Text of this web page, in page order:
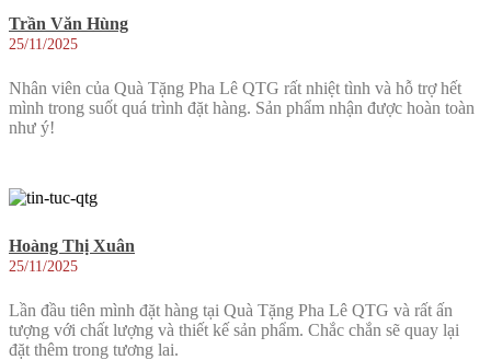
Trần Văn Hùng
25/11/2025
Nhân viên của Quà Tặng Pha Lê QTG rất nhiệt tình và hỗ trợ hết
mình trong suốt quá trình đặt hàng. Sản phẩm nhận được hoàn toàn
như ý!
Hoàng Thị Xuân
25/11/2025
Lần đầu tiên mình đặt hàng tại Quà Tặng Pha Lê QTG và rất ấn
tượng với chất lượng và thiết kế sản phẩm. Chắc chắn sẽ quay lại
đặt thêm trong tương lai.